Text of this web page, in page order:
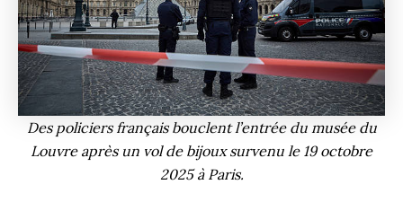
Des policiers français bouclent l’entrée du musée du
Louvre après un vol de bijoux survenu le 19 octobre
2025 à Paris.